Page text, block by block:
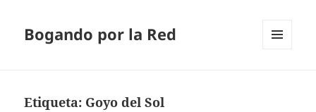
Bogando por la Red
Etiqueta: Goyo del Sol